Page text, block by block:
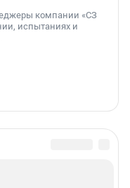
компании «СЗ
испытаниях и